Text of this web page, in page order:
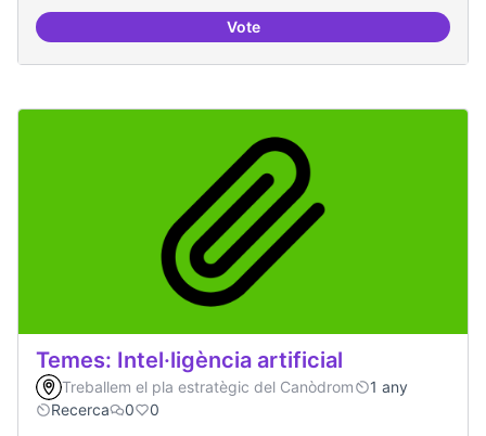
VoteBar obert i dinamitzat
Temes: Intel·ligència artificial
Treballem el pla estratègic del Canòdrom
1 any
Recerca
0 0